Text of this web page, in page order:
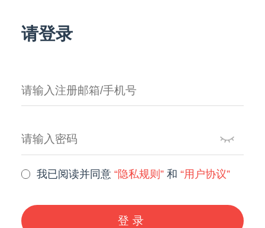
请登录
我已阅读并同意“隐私规则” 和“用户协议”
登录